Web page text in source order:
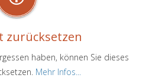
zurücksetzen
haben, können Sie dieses
Mehr Infos...